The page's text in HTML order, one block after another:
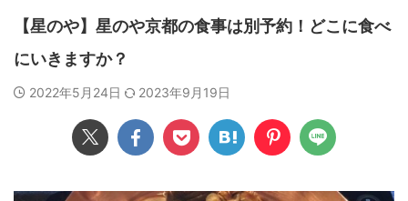
【星のや】星のや京都の食事は別予約！どこに食べ
にいきますか？
2022年5月24日 2023年9月19日